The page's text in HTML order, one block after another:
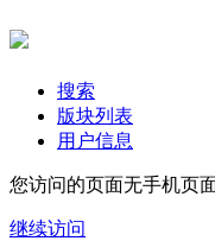
搜索
版块列表
用户信息
您访问的页面无手机页
继续访问